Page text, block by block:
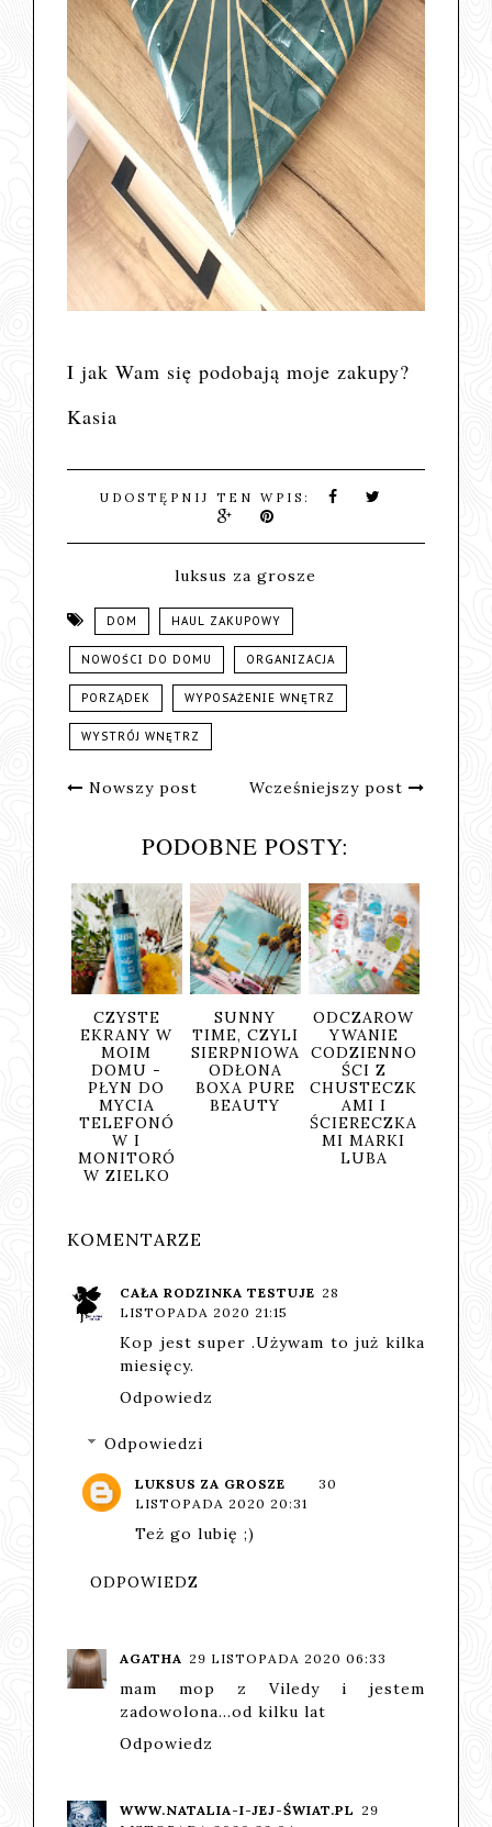
I jak Wam się podobają moje zakupy?
Kasia
UDOSTĘPNIJ TEN WPIS:
luksus za grosze
DOM HAUL ZAKUPOWY
NOWOŚCI DO DOMU ORGANIZACJA
PORZĄDEK WYPOSAŻENIE WNĘTRZ
WYSTRÓJ WNĘTRZ
Nowszy post Wcześniejszy post
PODOBNE POSTY:
CZYSTE
EKRANY W
MOIM
DOMU -
PŁYN DO
MYCIA
TELEFONÓ
W I
MONITORÓ
W ZIELKO
SUNNY
TIME, CZYLI
SIERPNIOWA
ODŁONA
BOXA PURE
BEAUTY
ODCZAROW
YWANIE
CODZIENNO
ŚCI Z
CHUSTECZK
AMI I
ŚCIERECZKA
MI MARKI
LUBA
KOMENTARZE
CAŁA RODZINKA TESTUJE 28
LISTOPADA 2020 21:15
Kop jest super .Używam to już kilka
miesięcy.
Odpowiedz
Odpowiedzi
LUKSUS ZA GROSZE
30
LISTOPADA 2020 20:31
Też go lubię ;)
ODPOWIEDZ
AGATHA 29 LISTOPADA 2020 06:33
mam mop z Viledy i jestem
zadowolona...od kilku lat
Odpowiedz
WWW.NATALIA-I-JEJ-ŚWIAT.PL 29